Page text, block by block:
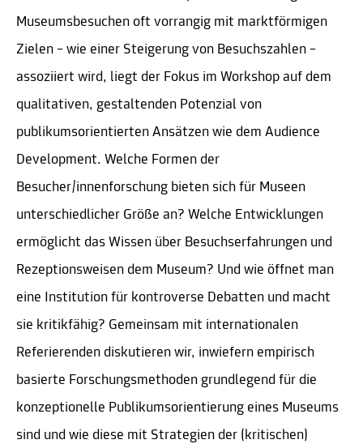
Museumsbesuchen oft vorrangig mit marktförmigen
Zielen – wie einer Steigerung von Besuchszahlen –
assoziiert wird, liegt der Fokus im Workshop auf dem
qualitativen, gestaltenden Potenzial von
publikumsorientierten Ansätzen wie dem Audience
Development. Welche Formen der
Besucher/innenforschung bieten sich für Museen
unterschiedlicher Größe an? Welche Entwicklungen
ermöglicht das Wissen über Besuchserfahrungen und
Rezeptionsweisen dem Museum? Und wie öffnet man
eine Institution für kontroverse Debatten und macht
sie kritikfähig? Gemeinsam mit internationalen
Referierenden diskutieren wir, inwiefern empirisch
basierte Forschungsmethoden grundlegend für die
konzeptionelle Publikumsorientierung eines Museums
sind und wie diese mit Strategien der (kritischen)